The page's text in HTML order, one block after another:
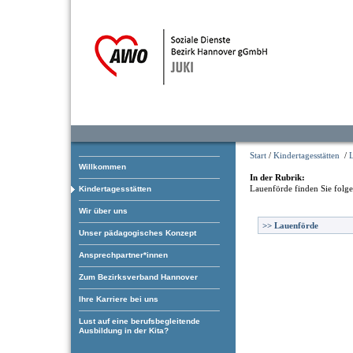
Willkommen
Kindertagesstätten
Wir über uns
Unser pädagogisches Konzept
Ansprechpartner*innen
Zum Bezirksverband Hannover
Ihre Karriere bei uns
Lust auf eine berufsbegleitende
Ausbildung in der Kita?
Start / Kindertagesstätten /
In der Rubrik:
Lauenförde finden Sie
>> Lauenförde